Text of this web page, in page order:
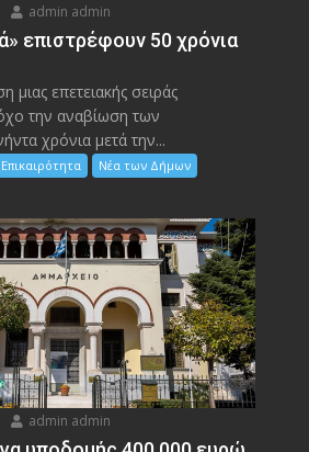
admin admin
επιστρέφουν 50 χρόνια
μιας επετειακής σειράς
την αναβίωση των
χρόνια μετά την...
Επικαιρότητα
Νέα των Δήμων
admin admin